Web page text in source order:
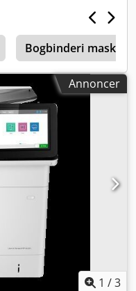
Bogbinderi
Annoncer
1 /3